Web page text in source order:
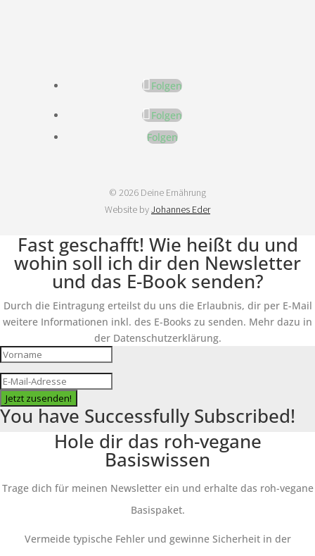
Folgen
Folgen
Folgen
© 2026 Deine Ernährung
Website byJohannes Eder
Fast geschafft! Wie heißt du und
wohin soll ich dir den Newsletter
und das E-Book senden?
Durch die Eintragung erteilst du uns die Erlaubnis, dir per E-Mail
weitere Informationen inkl. des E-Books zu senden. Mehr dazu in
der Datenschutzerklärung.
Jetzt zusenden!
You have Successfully Subscribed!
Hole dir das roh-vegane
Basiswissen
Trage dich für meinen Newsletter ein und erhalte das roh-vegane
Basispaket.
Vermeide typische Fehler und gewinne Sicherheit in der